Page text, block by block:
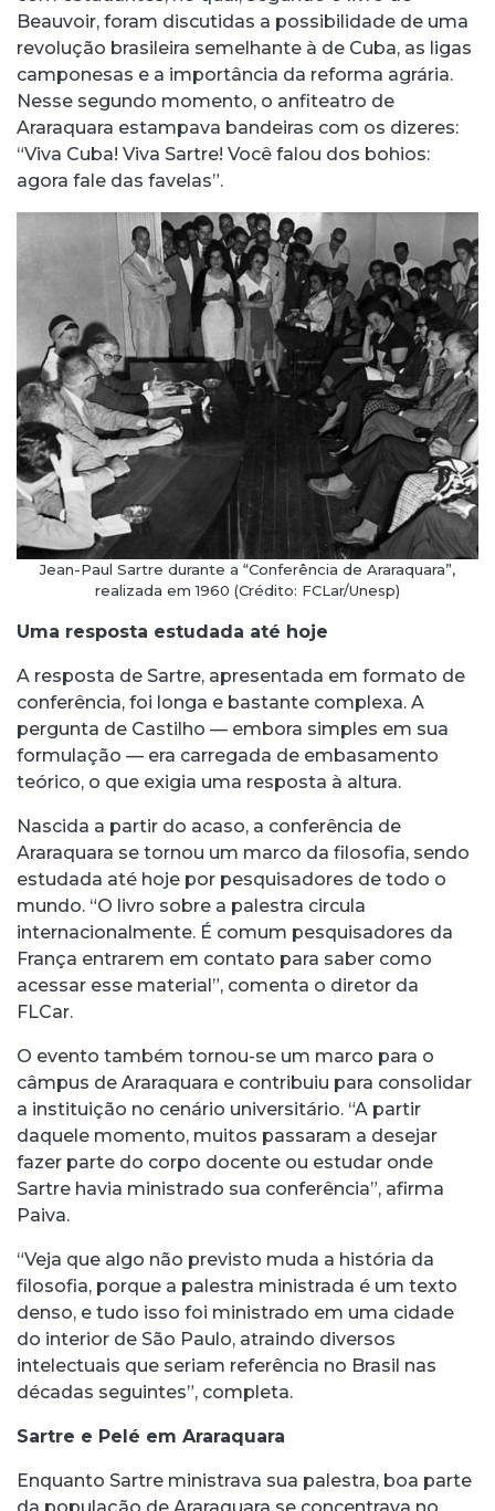
Beauvoir, foram discutidas a possibilidade de uma
revolução brasileira semelhante à de Cuba, as ligas
camponesas e a importância da reforma agrária.
Nesse segundo momento, o anfiteatro de
Araraquara estampava bandeiras com os dizeres:
“Viva Cuba! Viva Sartre! Você falou dos bohios:
agora fale das favelas”.
Jean-Paul Sartre durante a “Conferência de Araraquara”,
realizada em 1960 (Crédito: FCLar/Unesp)
Uma resposta estudada até hoje
A resposta de Sartre, apresentada em formato de
conferência, foi longa e bastante complexa. A
pergunta de Castilho — embora simples em sua
formulação — era carregada de embasamento
teórico, o que exigia uma resposta à altura.
Nascida a partir do acaso, a conferência de
Araraquara se tornou um marco da filosofia, sendo
estudada até hoje por pesquisadores de todo o
mundo. “O livro sobre a palestra circula
internacionalmente. É comum pesquisadores da
França entrarem em contato para saber como
acessar esse material”, comenta o diretor da
FLCar.
O evento também tornou-se um marco para o
câmpus de Araraquara e contribuiu para consolidar
a instituição no cenário universitário. “A partir
daquele momento, muitos passaram a desejar
fazer parte do corpo docente ou estudar onde
Sartre havia ministrado sua conferência”, afirma
Paiva.
“Veja que algo não previsto muda a história da
filosofia, porque a palestra ministrada é um texto
denso, e tudo isso foi ministrado em uma cidade
do interior de São Paulo, atraindo diversos
intelectuais que seriam referência no Brasil nas
décadas seguintes”, completa.
Sartre e Pelé em Araraquara
Enquanto Sartre ministrava sua palestra, boa parte